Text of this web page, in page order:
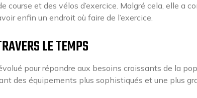
et des vélos d’exercice. Malgré cela, elle a
enfin un endroit où faire de l’exercice.
LE TEMPS
pour répondre aux besoins croissants de la
des équipements plus sophistiqués et une plus